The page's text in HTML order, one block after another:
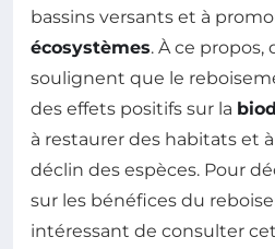
bassins versants et à
écosystèmes. À ce propos,
soulignent que le
des effets positifs sur la
à restaurer des habitats et
déclin des espèces. Pour
sur les bénéfices du
intéressant de consulter